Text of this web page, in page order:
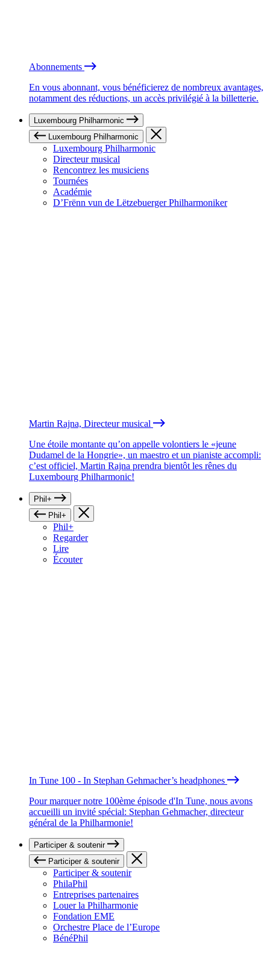
Abonnements
En vous abonnant, vous bénéficierez de nombreux avantages,
notamment des réductions, un accès privilégié à la billetterie.
Luxembourg Philharmonic
Luxembourg Philharmonic
Luxembourg Philharmonic
Directeur musical
Rencontrez les musiciens
Tournées
Académie
D’Frënn vun de Lëtzebuerger Philharmoniker
Martin Rajna, Directeur musical
Une étoile montante qu’on appelle volontiers le «jeune
Dudamel de la Hongrie», un maestro et un pianiste accompli:
c’est officiel, Martin Rajna prendra bientôt les rênes du
Luxembourg Philharmonic!
Phil+
Phil+
Phil+
Regarder
Lire
Écouter
In Tune 100 - In Stephan Gehmacher’s headphones
Pour marquer notre 100ème épisode d'In Tune, nous avons
accueilli un invité spécial: Stephan Gehmacher, directeur
général de la Philharmonie!
Participer & soutenir
Participer & soutenir
Participer & soutenir
PhilaPhil
Entreprises partenaires
Louer la Philharmonie
Fondation EME
Orchestre Place de l’Europe
BénéPhil